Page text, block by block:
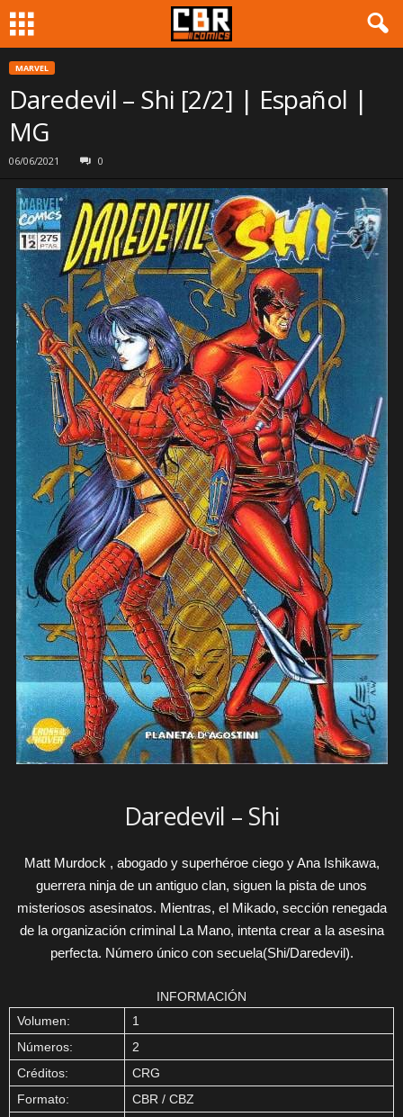
MARVEL
Daredevil – Shi [2/2] | Español |
MG
06/06/2021 0
Daredevil – Shi
Matt Murdock , abogado y superhéroe ciego y Ana Ishikawa,
guerrera ninja de un antiguo clan, siguen la pista de unos
misteriosos asesinatos. Mientras, el Mikado, sección renegada
de la organización criminal La Mano, intenta crear a la asesina
perfecta. Número único con secuela(Shi/Daredevil).
INFORMACIÓN
Volumen:
1
Números:
2
Créditos:
CRG
Formato:
CBR / CBZ